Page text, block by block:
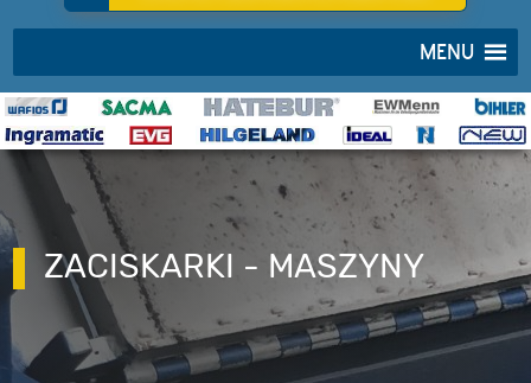
MENU
ZACISKARKI - MASZYNY